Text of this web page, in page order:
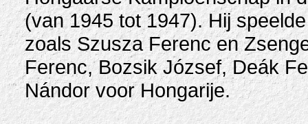
(van 1945 tot 1947). Hij
zoals Szusza Ferenc en
Ferenc, Bozsik József, Deák
Nándor voor Hongarije.